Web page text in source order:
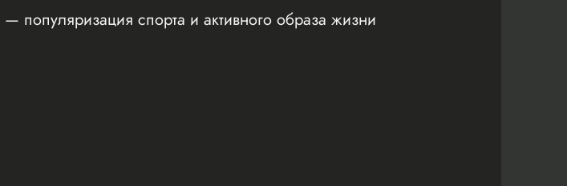
популяризация спорта и активного образа жизни